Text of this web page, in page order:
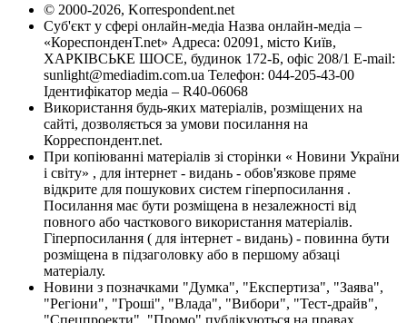
© 2000-2026, Korrespondent.net
Суб'єкт у сфері онлайн-медіа Назва онлайн-медіа –
«КореспонденТ.net» Адреса: 02091, місто Київ,
ХАРКІВСЬКЕ ШОСЕ, будинок 172-Б, офіс 208/1 E-mail:
sunlight@mediadim.com.ua Телефон: 044-205-43-00
Ідентифікатор медіа – R40-06068
Використання будь-яких матеріалів, розміщених на
сайті, дозволяється за умови посилання на
Корреспондент.net.
При копіюванні матеріалів зі сторінки « Новини України
і світу» , для інтернет - видань - обов'язкове пряме
відкрите для пошукових систем гіперпосилання .
Посилання має бути розміщена в незалежності від
повного або часткового використання матеріалів.
Гіперпосилання ( для інтернет - видань) - повинна бути
розміщена в підзаголовку або в першому абзаці
матеріалу.
Новини з позначками "Думка", "Експертиза", "Заява",
"Регіони", "Гроші", "Влада", "Вибори", "Тест-драйв",
"Спецпроекти", "Промо" публікуються на правах